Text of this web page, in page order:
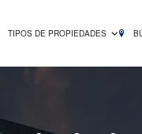
TIPOS DE PROPIEDADES